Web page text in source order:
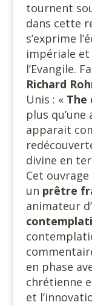
tournent
dans cette
s’exprime
impériale
l’Evangile.
Richard
Unis : « The
plus
apparait
divine en
Cet
un prêtre
animateur
en phase
chrétienne
et